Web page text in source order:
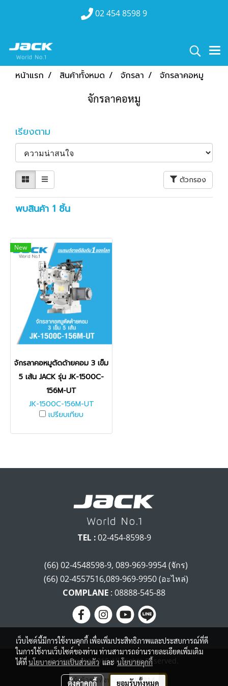
02 454 8598 9
หน้าแรก สินค้าทั้งหมด จักรลา จักรลาคอหมู
จักรลาคอหมู
เรียงตาม
ตัวกรอง
พบสินค้า 1 ชิ้น
New
จักรลาคอหมูตัดด้ายคอม 3 เข็ม
5 เส้น JACK รุ่น JK-1500C-
156M-UT
JK-1500C-156M-UT
เปรียบเทียบ
TEL :02-454-8598-9
(66) 02-4548598-9, 089-969-9954 (จักร)
(66) 02-4557516,089-969-9950 (อะไหล่)
COMPLANE : 08888-545-88
© Copyright 2018 All Rights Reserved.
ผู้เข้าชมทั้งหมด
940,814
เว็บไซต์นี้มีการใช้งานคุกกี้ เพื่อเพิ่มประสิทธิภาพและประสบการณ์ที่ดี
ในการใช้งานเว็บไซต์ของท่าน ท่านสามารถอ่านรายละเอียดเพิ่มเติม
ได้ที่นโยบายความเป็นส่วนตัวและ นโยบายคุกกี้
ตั้งค่าคุกกี้ ยอมรับทั้งหมด